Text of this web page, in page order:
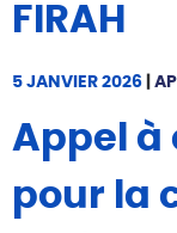
FIRAH
5 JANVIER 2026
Appel
pour la